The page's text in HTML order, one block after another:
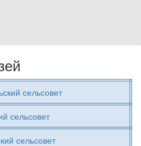
сельсовет
сельсовет
сельсовет